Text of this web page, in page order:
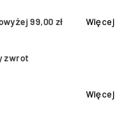
99,00 zł Więcej
zwrot
Więcej